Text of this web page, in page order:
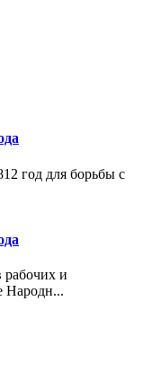
год для борьбы с
рабочих и
Народн...